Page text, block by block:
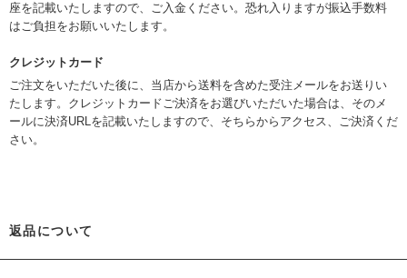
座を記載いたしますので、ご入金ください。恐れ入りますが振込手数料
はご負担をお願いいたします。
クレジットカード
ご注文をいただいた後に、当店から送料を含めた受注メールをお送りい
たします。クレジットカードご決済をお選びいただいた場合は、そのメ
ールに決済URLを記載いたしますので、そちらからアクセス、ご決済くだ
さい。
返品について